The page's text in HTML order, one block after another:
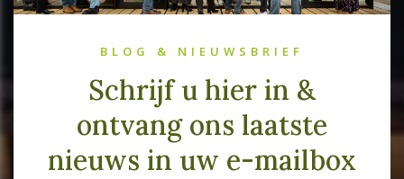
BLOG & NIEUWSBRIEF
Schrijf u hier in &
ontvang ons laatste
nieuws in uw e-mailbox